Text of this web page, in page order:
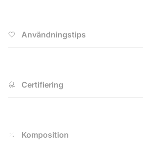
Användningstips
Certifiering
Komposition